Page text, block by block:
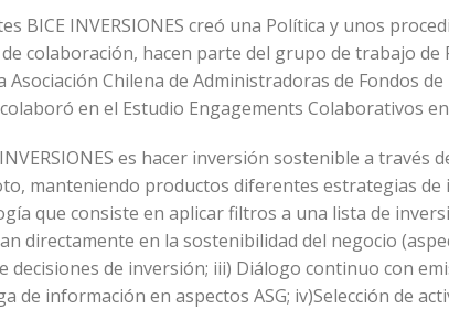
BICE INVERSIONES creó una Política y unos
colaboración, hacen parte del grupo de trabajo de
Chilena de Administradoras de Fondos
en el Estudio Engagements Colaborativos
es hacer inversión sostenible a través
manteniendo productos diferentes estrategias
que consiste en aplicar filtros a una lista de
directamente en la sostenibilidad del negocio
decisiones de inversión; iii) Diálogo continuo con
de información en aspectos ASG; iv)Selección de